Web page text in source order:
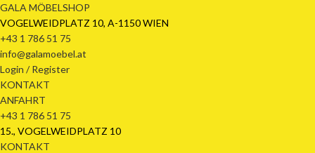
GALA MÖBELSHOP
VOGELWEIDPLATZ 10, A-1150 WIEN
+43 1 786 51 75
info@galamoebel.at
Login / Register
KONTAKT
ANFAHRT
+43 1 786 51 75
15., VOGELWEIDPLATZ 10
KONTAKT